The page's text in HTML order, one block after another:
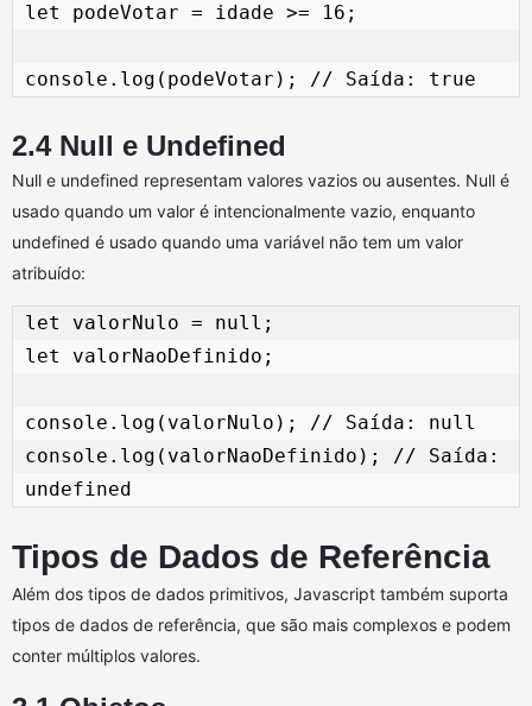
let podeVotar = idade >= 16;
2.4 Null e Undefined
Null e undefined representam valores vazios ou ausentes. Null é
usado quando um valor é intencionalmente vazio, enquanto
undefined é usado quando uma variável não tem um valor
atribuído:
let valorNulo = null;
let valorNaoDefinido;
console.log(valorNulo); // Saída: null
console.log(valorNaoDefinido); // Saída:
Tipos de Dados de Referência
Além dos tipos de dados primitivos, Javascript também suporta
tipos de dados de referência, que são mais complexos e podem
conter múltiplos valores.